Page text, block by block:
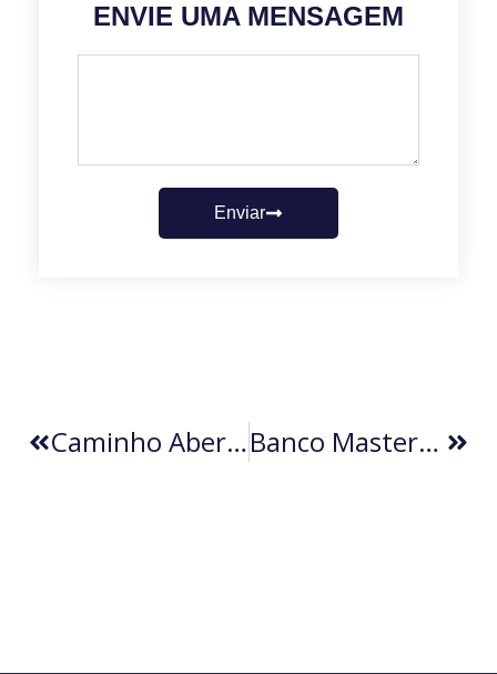
ENVIE UMA MENSAGEM
Enviar
Caminho Aberto Para Os Clubes (por Erasmo Angelo) Banco Master: A Falta De Cultura Empresarial No Brasil